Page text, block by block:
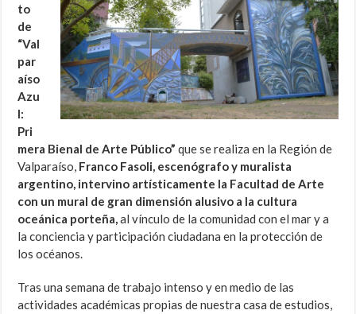
to
de
“Val
par
aíso
Azu
l:
Pri
mera Bienal de Arte Público” que se realiza en la Región de
Valparaíso, Franco Fasoli, escenógrafo y muralista
argentino, intervino artísticamente la Facultad de Arte
con un mural de gran dimensión alusivo a la cultura
oceánica porteña,al vínculo de la comunidad con el mar y a
la conciencia y participación ciudadana en la protección de
los océanos.
Tras una semana de trabajo intenso y en medio de las
actividades académicas propias de nuestra casa de estudios,